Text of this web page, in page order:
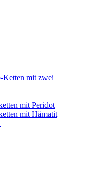
mit zwei
mit Peridot
mit Hämatit